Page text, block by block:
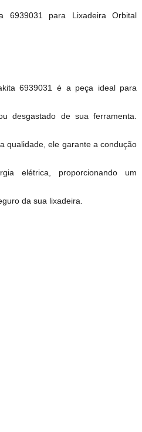
6939031 para Lixadeira Orbital
6939031 é a peça ideal para
desgastado de sua ferramenta.
qualidade, ele garante a condução
elétrica, proporcionando um
da sua lixadeira.